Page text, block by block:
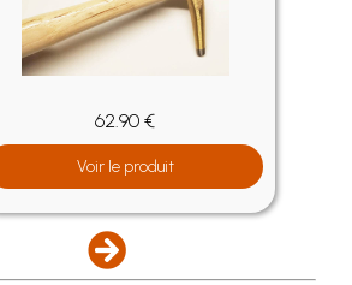
62.90 €
Voir le produit